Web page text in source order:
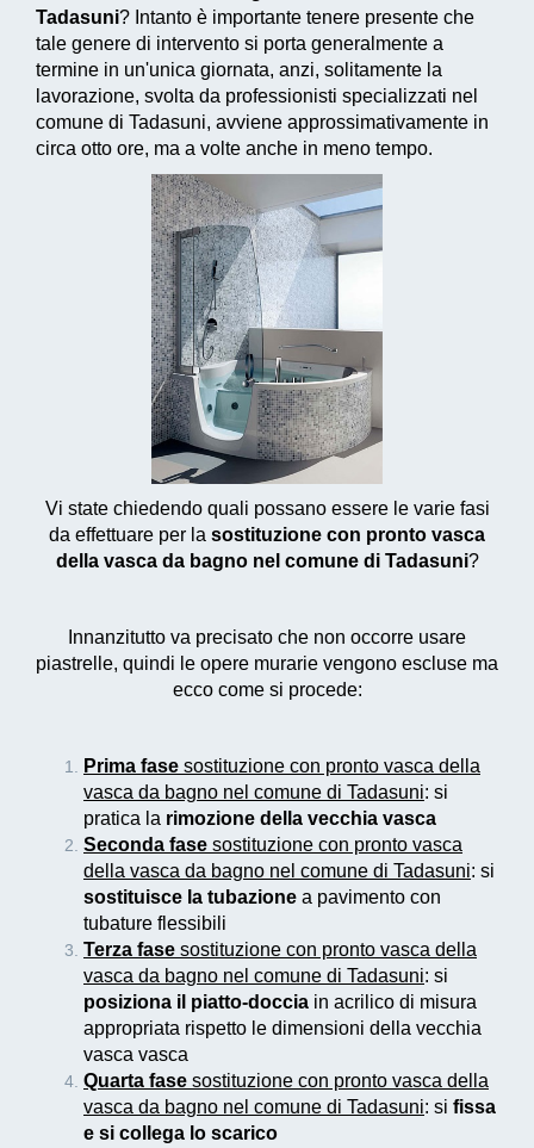
Tadasuni? Intanto è importante tenere presente che
tale genere di intervento si porta generalmente a
termine in un'unica giornata, anzi, solitamente la
lavorazione, svolta da professionisti specializzati nel
comune di Tadasuni, avviene approssimativamente in
circa otto ore, ma a volte anche in meno tempo.
Vi state chiedendo quali possano essere le varie fasi
da effettuare per la sostituzione con pronto vasca
della vasca da bagno nel comune di Tadasuni?
Innanzitutto va precisato che non occorre usare
piastrelle, quindi le opere murarie vengono escluse ma
ecco come si procede:
Prima fase sostituzione con pronto vasca della
vasca da bagno nel comune di Tadasuni: si
pratica la rimozione della vecchia vasca
Seconda fase sostituzione con pronto vasca
della vasca da bagno nel comune di Tadasuni: si
sostituisce la tubazione a pavimento con
tubature flessibili
Terza fase sostituzione con pronto vasca della
vasca da bagno nel comune di Tadasuni: si
posiziona il piatto-doccia in acrilico di misura
appropriata rispetto le dimensioni della vecchia
vasca vasca
Quarta fase sostituzione con pronto vasca della
vasca da bagno nel comune di Tadasuni: si fissa
e si collega lo scarico